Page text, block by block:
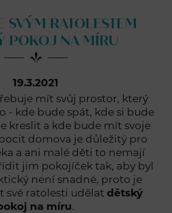
SVÝM RATOLESTEM
POKOJ NA MÍRU
19.3.2021
mít svůj prostor, který
- kde bude spát, kde si bude
kreslit a kde bude mít svoje
domova je důležitý pro
a ani malé děti to nemají
jim pokojíček tak, aby byl
není snadné, proto je
své ratolesti udělat dětský
na míru.